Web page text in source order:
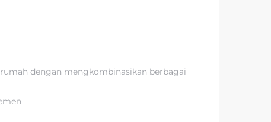
dengan mengkombinasikan berbagai